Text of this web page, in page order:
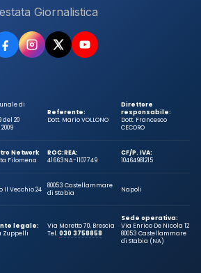
Giornalistica
di
del 20
Referente:
Dott. Mario VOLLONO
Direttore
responsabile:
Dott. Francesco
CECORO
Network
Filomena
ROC:
41663
REA:
NA-1107749
CF/P. IVA:
10464981215
Il Vecchio 24
80053 Castellammare
di Stabia
Napoli
legale:
Zuppelli
Via Moretto 70, Brescia
Tel.030 3758858
Sede operativa:
Via Enrico De Nicola 12
80053 Castellammare
di Stabia (NA)